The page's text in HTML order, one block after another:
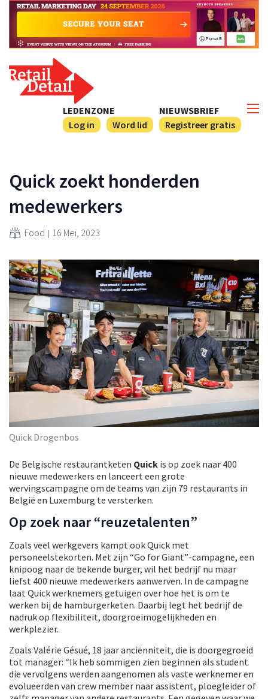
NIEUWSBRIEF
Registreer gratis
LEDENZONE
Log in
Word lid
Quick zoekt honderden
medewerkers
Food 16 Mei, 2023
Quick Drogenbos
De Belgische restaurantketen Quick is op zoek naar 400
nieuwe medewerkers en lanceert een grote
wervingscampagne om de teams van zijn 79 restaurants in
België en Luxemburg te versterken.
Op zoek naar “reuzetalenten”
Zoals veel werkgevers kampt ook Quick met
personeelstekorten. Met zijn “Go for Giant”-campagne, een
knipoog naar de bekende burger, wil het bedrijf nu maar
liefst 400 nieuwe medewerkers aanwerven. In de campagne
laat Quick werknemers getuigen over hoe het is om te
werken bij de hamburgerketen. Daarbij legt het bedrijf de
nadruk op flexibiliteit, doorgroeimogelijkheden en
werkplezier.
Zoals Valérie Gésué, 18 jaar anciënniteit, die is doorgegroeid
tot manager: “Ik heb sommigen zien beginnen als student
die vervolgens werden aangenomen als vaste werknemer en
evolueerden van crew member naar assistent, ploegleider of